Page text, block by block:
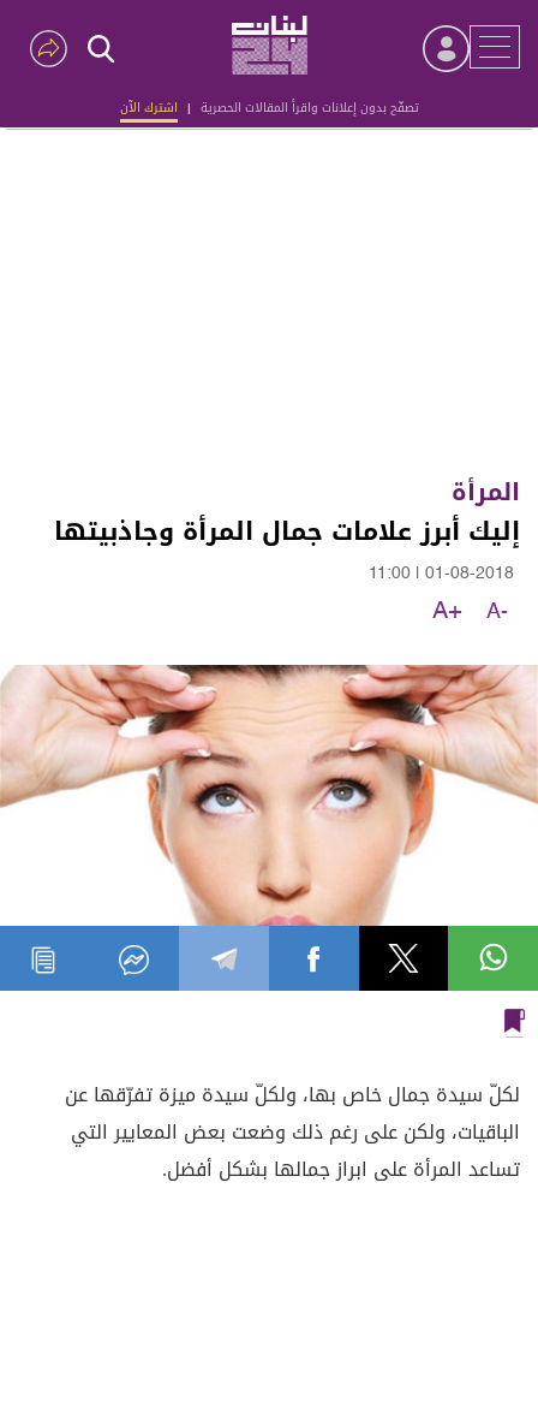
تصفّح بدون إعلانات واقرأ المقالات الحصرية | اشترك الآن
Advertisement
المرأة
إليك أبرز علامات جمال المرأة وجاذبيتها
01-08-2018
11:00
A-
A+
لكلّ سيدة جمال خاص بها، ولكلّ سيدة ميزة تفرّقها عن
الباقيات، ولكن على رغم ذلك وضعت بعض المعايير التي
تساعد المرأة على ابراز جمالها بشكل أفضل.